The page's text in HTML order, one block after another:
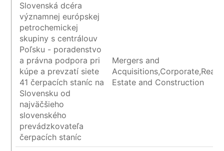
Slovenská dcéra
významnej európskej
petrochemickej
skupiny s centrálouv
Poľsku - poradenstvo
a právna podpora pri
kúpe a prevzatí siete
41 čerpacích staníc na
Slovensku od
najväčšieho
slovenského
prevádzkovateľa
čerpacích staníc
Mergers and
Acquisitions,Corporate,Real
Estate and Construction